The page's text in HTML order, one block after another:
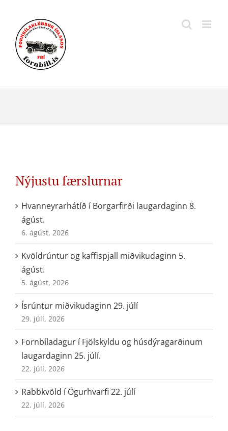
content
Nýjustu færslurnar
Hvanneyrarhátíð í Borgarfirði laugardaginn 8.
ágúst.
6. ágúst, 2026
Kvöldrúntur og kaffispjall miðvikudaginn 5.
ágúst.
5. ágúst, 2026
Ísrúntur miðvikudaginn 29. júlí
29. júlí, 2026
Fornbíladagur í Fjölskyldu og húsdýragarðinum
laugardaginn 25. júlí.
22. júlí, 2026
Rabbkvöld í Ögurhvarfi 22. júlí
22. júlí, 2026